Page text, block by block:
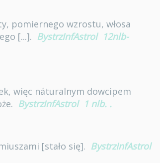
pomiernego wzrostu, włosa
[...]. BystrzInfAstrol 12nlb-
więc náturalnym dowcipem
BystrzInfAstrol 1 nlb. .
[stało się]. BystrzInfAstrol